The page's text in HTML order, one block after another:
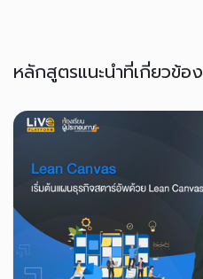
หลักสูตรแนะนำที่เกี่ยวข้อง